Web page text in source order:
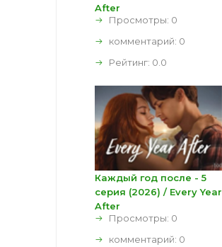
After
Просмотры: 0
комментарий: 0
Рейтинг: 0.0
Каждый год после - 5
серия (2026) / Every Year
After
Просмотры: 0
комментарий: 0